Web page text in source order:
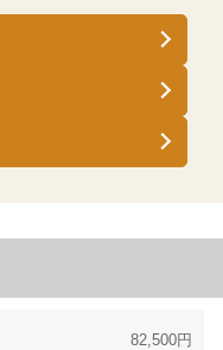
82,500円